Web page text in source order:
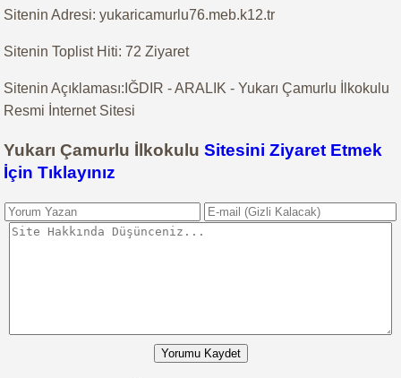
Sitenin Adresi: yukaricamurlu76.meb.k12.tr
Sitenin Toplist Hiti: 72 Ziyaret
Sitenin Açıklaması:IĞDIR - ARALIK - Yukarı Çamurlu İlkokulu
Resmi İnternet Sitesi
Yukarı Çamurlu İlkokuluSitesini Ziyaret Etmek
İçin Tıklayınız
Yorumu Kaydet